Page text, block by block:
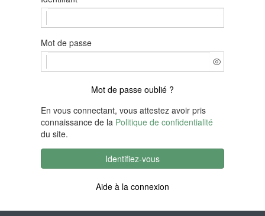
Mot de passe
Mot de passe oublié ?
En vous connectant, vous attestez avoir pris
connaissance de la Politique de confidentialité
du site.
Identifiez-vous
Aide à la connexion